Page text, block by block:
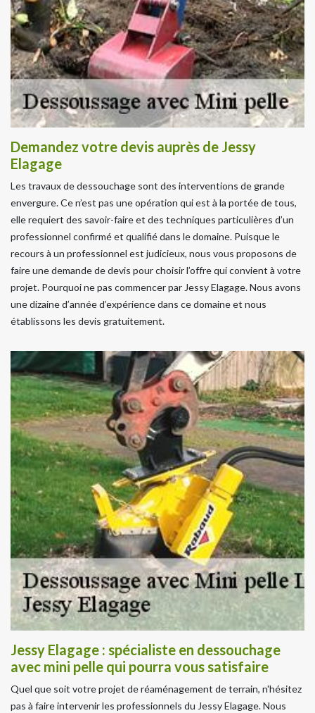
Demandez votre devis auprès de Jessy
Elagage
Les travaux de dessouchage sont des interventions de grande
envergure. Ce n’est pas une opération qui est à la portée de tous,
elle requiert des savoir-faire et des techniques particulières d’un
professionnel confirmé et qualifié dans le domaine. Puisque le
recours à un professionnel est judicieux, nous vous proposons de
faire une demande de devis pour choisir l’offre qui convient à votre
projet. Pourquoi ne pas commencer par Jessy Elagage. Nous avons
une dizaine d’année d’expérience dans ce domaine et nous
établissons les devis gratuitement.
Jessy Elagage : spécialiste en dessouchage
avec mini pelle qui pourra vous satisfaire
Quel que soit votre projet de réaménagement de terrain, n'hésitez
pas à faire intervenir les professionnels du Jessy Elagage. Nous